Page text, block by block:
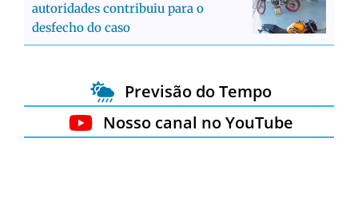
autoridades contribuiu para o
desfecho do caso
Previsão do Tempo
Nosso canal no YouTube